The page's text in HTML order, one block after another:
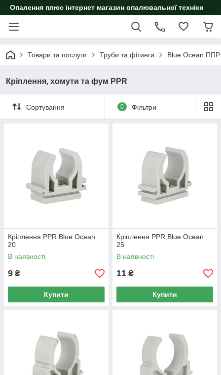
Опалення плюс інтернет магазин опалювальної техніки
Товари та послуги Труби та фітинги Blue Ocean ППР
Кріплення, хомути та фум PPR
Сортування 0 Фільтри
Кріплення PPR Blue Ocean
20
В наявності
9 ₴
Купити
Кріплення PPR Blue Ocean
25
В наявності
11 ₴
Купити